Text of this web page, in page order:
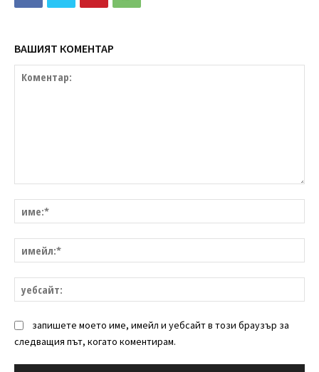
ВАШИЯТ КОМЕНТАР
запишете моето име, имейл и уебсайт в този браузър за
следващия път, когато коментирам.